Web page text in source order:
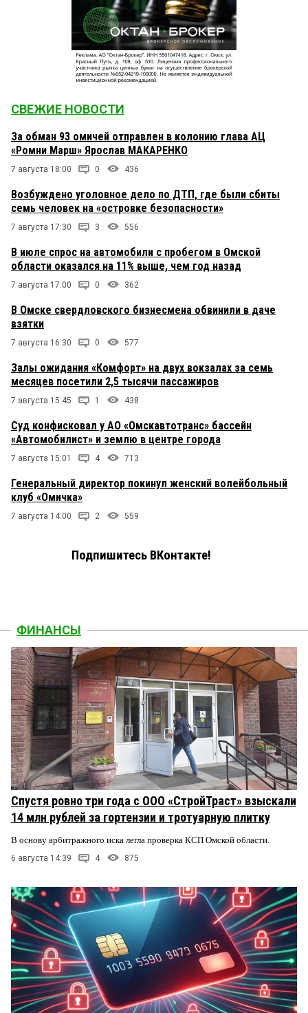
СВЕЖИЕ НОВОСТИ
За обман 93 омичей отправлен в колонию глава АЦ
«Ромни Марш» Ярослав МАКАРЕНКО
7 августа 18:00 0 436
Возбуждено уголовное дело по ДТП, где были сбиты
семь человек на «островке безопасности»
7 августа 17:30 3 556
В июле спрос на автомобили с пробегом в Омской
области оказался на 11% выше, чем год назад
7 августа 17:00 0 362
В Омске свердловского бизнесмена обвинили в даче
взятки
7 августа 16:30 0 577
Залы ожидания «Комфорт» на двух вокзалах за семь
месяцев посетили 2,5 тысячи пассажиров
7 августа 15:45 1 438
Суд конфисковал у АО «Омскавтотранс» бассейн
«Автомобилист» и землю в центре города
7 августа 15:01 4 713
Генеральный директор покинул женский волейбольный
клуб «Омичка»
7 августа 14:00 2 559
Подпишитесь ВКонтакте!
ФИНАНСЫ
Спустя ровно три года с ООО «СтройТраст» взыскали
14 млн рублей за гортензии и тротуарную плитку
В основу арбитражного иска легла проверка КСП Омской области.
6 августа 14:39 4 875